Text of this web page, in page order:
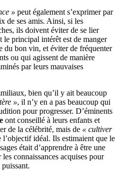
» peut également s’exprimer par
de ses amis. Ainsi, si les
ils doivent éviter de se lier
le principal intérêt est de manger
du bon vin, et éviter de fréquenter
ou qui agissent de manière
par leurs mauvaises
bien qu’il y ait beaucoup
», il n’y en a pas beaucoup qui
pour progresser. D’éminents
ont conseillé à leurs enfants et
de la célébrité, mais de « cultiver
l’objectif idéal. Ils estimaient que le
était d’apprendre à être une
connaissances acquises pour